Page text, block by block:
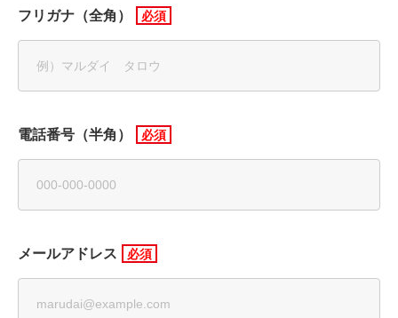
フリガナ（全角）
電話番号（半角）
メールアドレス